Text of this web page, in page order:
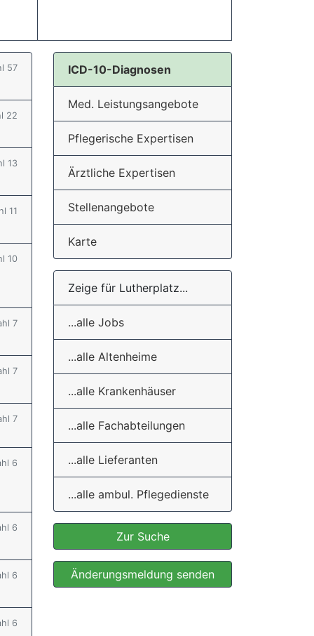
57
22
13
11
10
7
7
7
6
6
6
6
ICD-10-Diagnosen
Med. Leistungsangebote
Pflegerische Expertisen
Ärztliche Expertisen
Stellenangebote
Karte
Zeige für Lutherplatz...
...alle Jobs
...alle Altenheime
...alle Krankenhäuser
...alle Fachabteilungen
...alle Lieferanten
...alle ambul. Pflegedienste
Zur Suche
Änderungsmeldung senden